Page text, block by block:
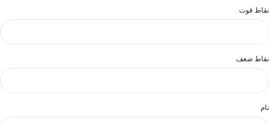
نقاط قوت
نقاط ضعف
نام